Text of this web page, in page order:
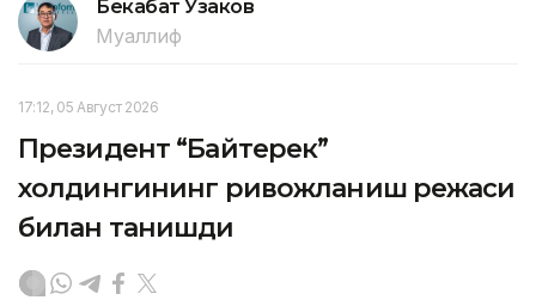
Бекабат Узаков
Муаллиф
17:12, 05 Август 2026
Президент “Байтерек”
холдингининг ривожланиш режаси
билан танишди